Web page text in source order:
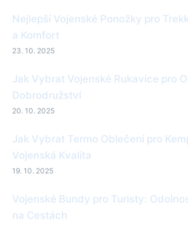
Nejlepší Vojenské Ponožky pro
a Komfort
23. 10. 2025
Jak Vybrat Vojenské Rukavice pro
Dobrodružství
20. 10. 2025
Jak Vybrat Termo Oblečení pro
Vojenská Kvalita
19. 10. 2025
Vojenské Bundy pro Turisty:
na Cestách